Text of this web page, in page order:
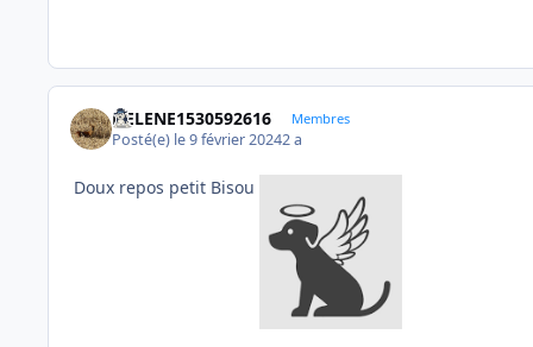
HELENE1530592616 Membres
Posté(e) le 9 février 20242 a
Doux repos petit Bisou